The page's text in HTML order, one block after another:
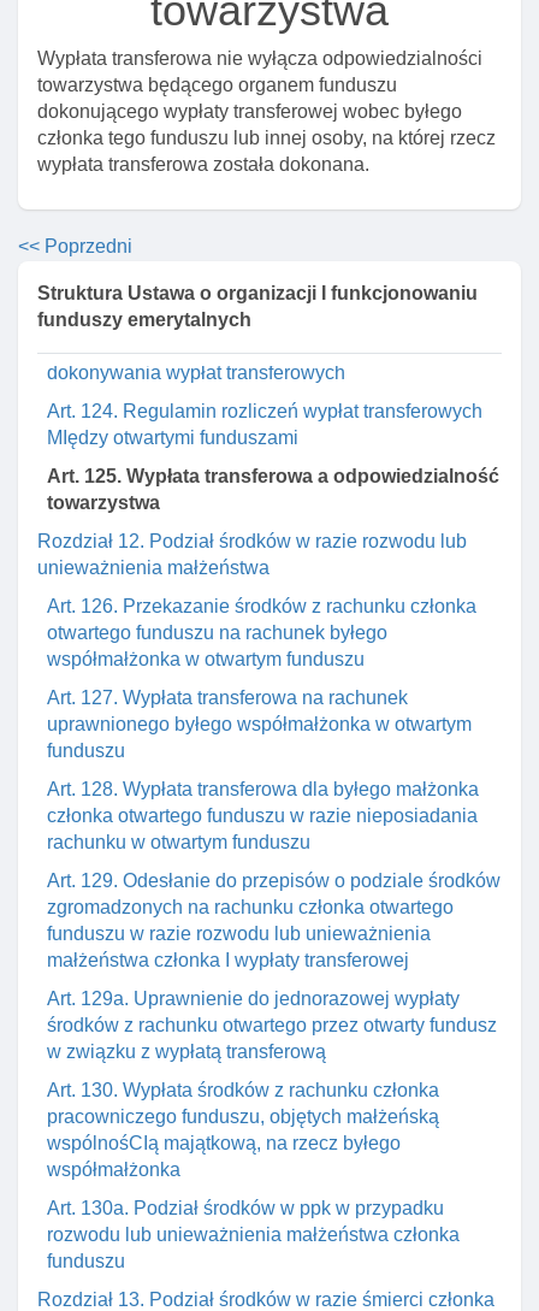
towarzystwa
Wypłata transferowa nie wyłącza odpowiedzialności
towarzystwa będącego organem funduszu
dokonującego wypłaty transferowej wobec byłego
członka tego funduszu lub innej osoby, na której rzecz
wypłata transferowa została dokonana.
<< Poprzedni
Struktura Ustawa o organizacji I funkcjonowaniu
funduszy emerytalnych
Art. 120. Warunki dokonywania wypłat transferowych
przez pracownicze fundusze
Art. 121. Zakaz wypłaty transferowej z rachunku w
otwartym funduszu na rachunek w pracowniczym
funduszu I z rachunku w pracowniczym funduszu na
rachunek w otwartym funduszu
Art. 122. Terminy wypłat transferowych MIędzy
otwartymi funduszami
Art. 123. Krajowy depozyt, opłaty z tytułu wypłat
transferowych MIędzy otwartymi funduszami
dokonywania wypłat transferowych
Art. 124. Regulamin rozliczeń wypłat transferowych
MIędzy otwartymi funduszami
Art. 125. Wypłata transferowa a odpowiedzialność
towarzystwa
Rozdział 12. Podział środków w razie rozwodu lub
unieważnienia małżeństwa
Art. 126. Przekazanie środków z rachunku członka
otwartego funduszu na rachunek byłego
współmałżonka w otwartym funduszu
Art. 127. Wypłata transferowa na rachunek
uprawnionego byłego współmałżonka w otwartym
funduszu
Art. 128. Wypłata transferowa dla byłego małżonka
członka otwartego funduszu w razie nieposiadania
rachunku w otwartym funduszu
Art. 129. Odesłanie do przepisów o podziale środków
zgromadzonych na rachunku członka otwartego
funduszu w razie rozwodu lub unieważnienia
małżeństwa członka I wypłaty transferowej
Art. 129a. Uprawnienie do jednorazowej wypłaty
środków z rachunku otwartego przez otwarty fundusz
w związku z wypłatą transferową
Art. 130. Wypłata środków z rachunku członka
pracowniczego funduszu, objętych małżeńską
wspólnośCIą majątkową, na rzecz byłego
współmałżonka
Art. 130a. Podział środków w ppk w przypadku
rozwodu lub unieważnienia małżeństwa członka
funduszu
Rozdział 13. Podział środków w razie śmierci członka